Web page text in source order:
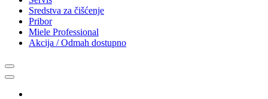
Sredstva za čišćenje
Pribor
Miele Professional
Akcija / Odmah dostupno